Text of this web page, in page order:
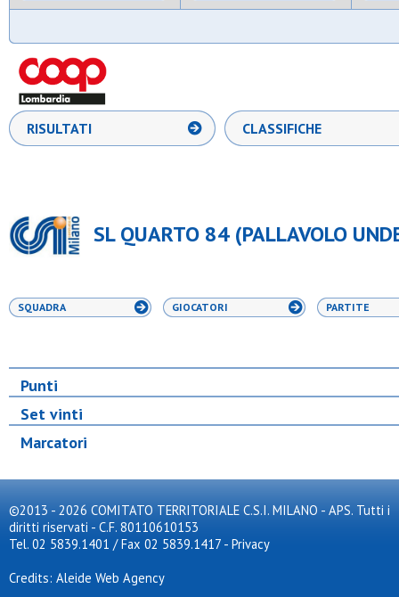
RISULTATI CLASSIFICHE
SL QUARTO 84 (PALLAVOLO
SQUADRA GIOCATORI PARTITE
Punti
Set vinti
Marcatori
©2013 - 2026 COMITATO TERRITORIALE C.S.I. MILANO - APS. Tutti i
diritti riservati - C.F. 80110610153
Tel. 02 5839.1401 / Fax 02 5839.1417 - Privacy
Credits: Aleide Web Agency